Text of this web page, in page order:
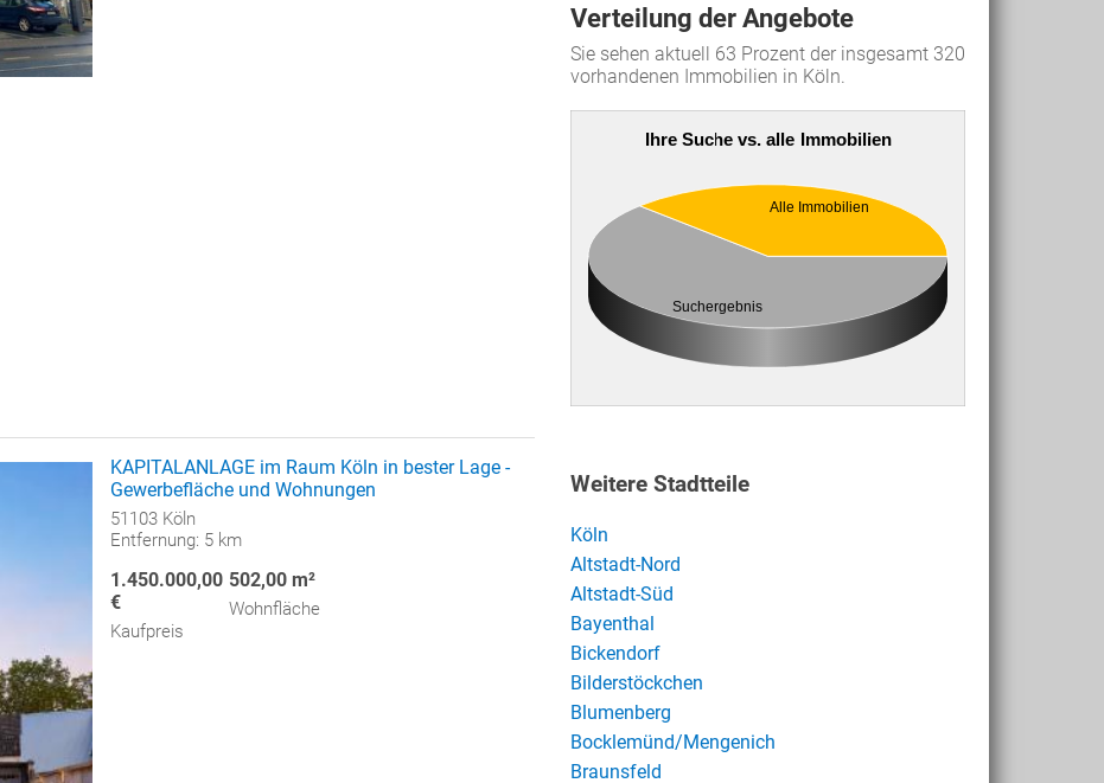
KAPITALANLAGE im Raum Köln in bester Lage -
Gewerbefläche und Wohnungen
51103 Köln
Entfernung: 5 km
1.450.000,00
€
Kaufpreis
502,00 m²
Wohnfläche
Verteilung der Angebote
Sie sehen aktuell 63 Prozent der insgesamt 320
vorhandenen Immobilien in Köln.
Ihre Suche vs. alle Immobilien
Suchergebnis
Alle Immobilien
Weitere Stadtteile
Köln
Altstadt-Nord
Altstadt-Süd
Bayenthal
Bickendorf
Bilderstöckchen
Blumenberg
Bocklemünd/Mengenich
Braunsfeld